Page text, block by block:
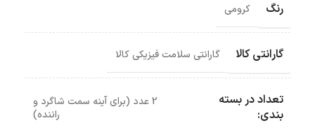
رنگ کرومی
گارانتی کالا گارانتی سلامت فیزیکی کالا
تعداد در بسته
بندی:
2 عدد (برای آینه سمت شاگرد و
راننده)